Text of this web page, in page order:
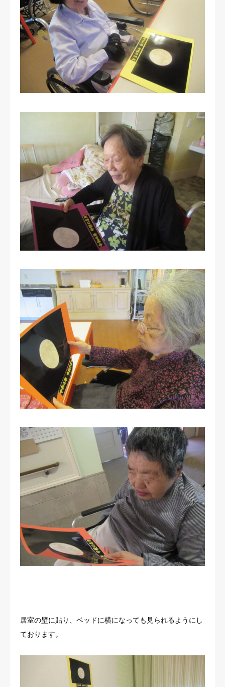
居室の壁に貼り、ベッドに横になっても見られるようにし
ております。